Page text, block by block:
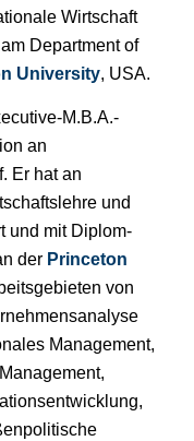
Wirtschaft
Department of
University, USA.
M.B.A.-
an
Er hat an
und
und mit Diplom-
der Princeton
von
Management,